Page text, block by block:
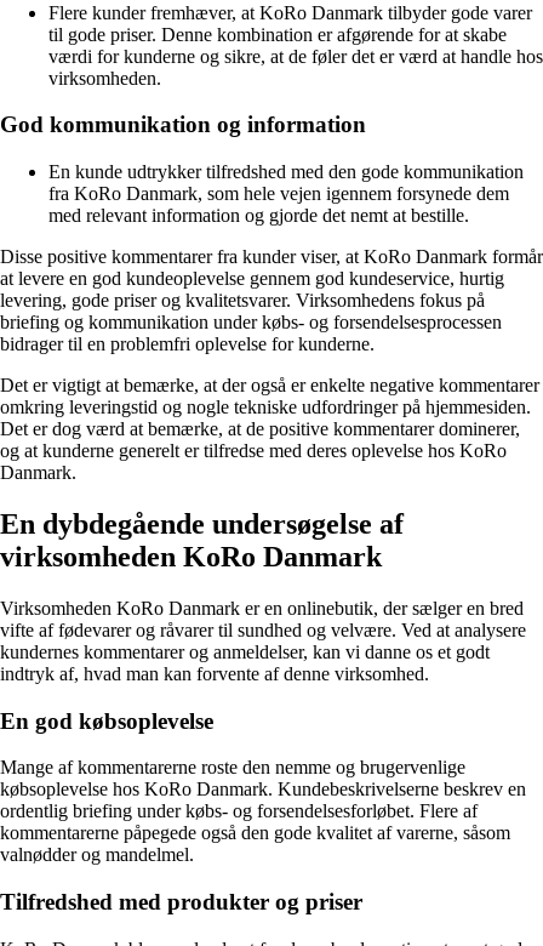
Flere kunder fremhæver, at KoRo Danmark tilbyder gode varer
til gode priser. Denne kombination er afgørende for at skabe
værdi for kunderne og sikre, at de føler det er værd at handle hos
virksomheden.
God kommunikation og information
En kunde udtrykker tilfredshed med den gode kommunikation
fra KoRo Danmark, som hele vejen igennem forsynede dem
med relevant information og gjorde det nemt at bestille.
Disse positive kommentarer fra kunder viser, at KoRo Danmark formår
at levere en god kundeoplevelse gennem god kundeservice, hurtig
levering, gode priser og kvalitetsvarer. Virksomhedens fokus på
briefing og kommunikation under købs- og forsendelsesprocessen
bidrager til en problemfri oplevelse for kunderne.
Det er vigtigt at bemærke, at der også er enkelte negative kommentarer
omkring leveringstid og nogle tekniske udfordringer på hjemmesiden.
Det er dog værd at bemærke, at de positive kommentarer dominerer,
og at kunderne generelt er tilfredse med deres oplevelse hos KoRo
Danmark.
En dybdegående undersøgelse af
virksomheden KoRo Danmark
Virksomheden KoRo Danmark er en onlinebutik, der sælger en bred
vifte af fødevarer og råvarer til sundhed og velvære. Ved at analysere
kundernes kommentarer og anmeldelser, kan vi danne os et godt
indtryk af, hvad man kan forvente af denne virksomhed.
En god købsoplevelse
Mange af kommentarerne roste den nemme og brugervenlige
købsoplevelse hos KoRo Danmark. Kundebeskrivelserne beskrev en
ordentlig briefing under købs- og forsendelsesforløbet. Flere af
kommentarerne påpegede også den gode kvalitet af varerne, såsom
valnødder og mandelmel.
Tilfredshed med produkter og priser